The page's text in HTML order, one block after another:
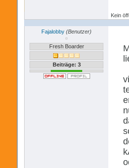
Kein
Fajalobby (Benutzer)
Fresh Boarder
Beiträge: 3